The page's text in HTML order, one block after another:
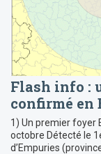
Flash info :
confirmé en
1) Un premier foyer
octobre Détecté le
d’Empuries